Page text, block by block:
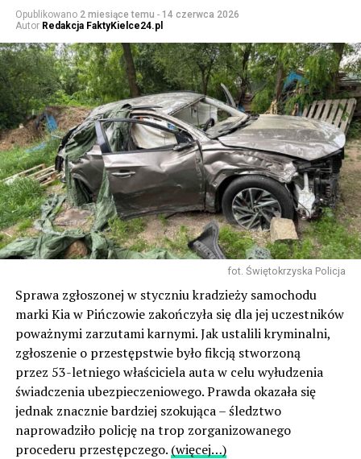
Opublikowano 2 miesiące temu - 14 czerwca 2026
Autor Redakcja FaktyKielce24.pl
fot. Świętokrzyska Policja
Sprawa zgłoszonej w styczniu kradzieży samochodu
marki Kia w Pińczowie zakończyła się dla jej uczestników
poważnymi zarzutami karnymi. Jak ustalili kryminalni,
zgłoszenie o przestępstwie było fikcją stworzoną
przez 53-letniego właściciela auta w celu wyłudzenia
świadczenia ubezpieczeniowego. Prawda okazała się
jednak znacznie bardziej szokująca – śledztwo
naprowadziło policję na trop zorganizowanego
procederu przestępczego. (więcej…)